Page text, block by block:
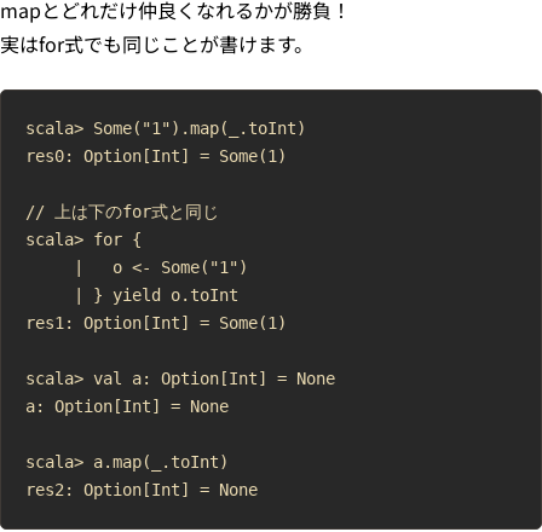
mapとどれだけ仲良くなれるかが勝負！
実はfor式でも同じことが書けます。
scala> Some("1").map(_.toInt)
res0: Option[Int] = Some(1)
// 上は下のfor式と同じ
scala> for {
     |   o <- Some("1")
     | } yield o.toInt
res1: Option[Int] = Some(1)
scala> val a: Option[Int] = None
a: Option[Int] = None
scala> a.map(_.toInt)